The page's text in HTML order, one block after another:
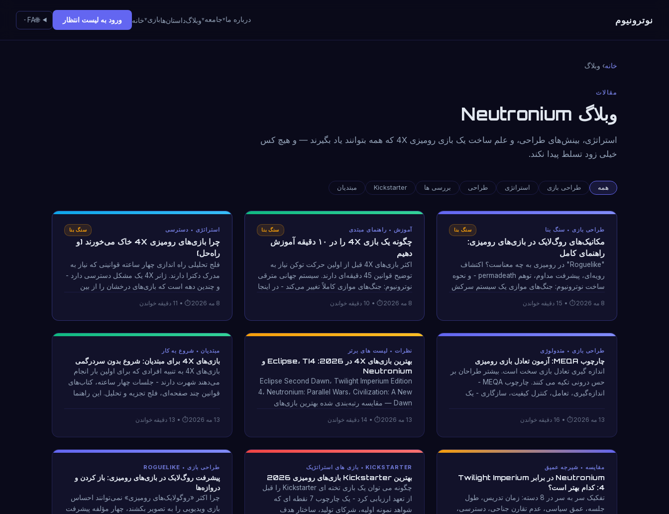
نوترونیوم خانه بازیداستان‌هاوبلاگ جامعه درباره ما ورود به لیست انتظار 🌐
FA
خانه› وبلاگ
مقالات
وبلاگ Neutronium
استراتژی، بینش‌های طراحی، و علم ساخت یک بازی رومیزی 4X که همه بتوانند یاد بگیرند — و هیچ کس
خیلی زود تسلط پیدا نکند.
همه طراحی بازی استراتژی طراحی بررسی ها Kickstarter مبتدیان
طراحی بازی • سنگ بنا سنگ بنا
مکانیک‌های روگ‌لایک در بازی‌های رومیزی:
راهنمای کامل
"Roguelike" در رومیزی به چه معناست؟ اکتشاف
رویه‌ای، پیشرفت مداوم، توهم permadeath - و نحوه
ساخت نوترونیوم: جنگ‌های موازی یک سیستم سرکش
8 مه 2026 • 15 دقیقه خواندن
آموزش • راهنمای مبتدی سنگ بنا
چگونه یک بازی 4X را در ۱۰ دقیقه آموزش
دهیم
اکثر بازی‌های 4X قبل از اولین حرکت توکن نیاز به
توضیح قوانین 45 دقیقه‌ای دارند. سیستم جهانی مترقی
نوترونیوم: جنگ‌های موازی کاملاً تغییر می‌کند - در اینجا
انجام می‌شود، آمده است.
8 مه 2026 • 10 دقیقه خواندن
استراتژی • دسترسی سنگ بنا
چرا بازی‌های رومیزی 4X خاک می‌خورند (و
راه‌حل)
فلج تحلیلی راه اندازی چهار ساعته قوانینی که نیاز به
مدرک دکترا دارند. ژانر 4X یک مشکل دسترسی دارد -
و چندین دهه است که بازی‌های درخشان را از بین
در واقع کار می کند.
8 مه 2026 • 11 دقیقه خواندن
طراحی بازی • متدولوژی
چارچوب MEQA: آزمون تعادل بازی رومیزی
اندازه گیری تعادل بازی سخت است. بیشتر طراحان بر
حس درونی تکیه می کنند. چارچوب MEQA -
اندازه‌گیری، تعامل، کنترل کیفیت، سازگاری - یک
بیش از 12 جلسه تست بازی مستند شده با نوترونیوم:
جنگ‌های موازی توسعه یافته است.
13 مه 2026 • 16 دقیقه خواندن
نظرات • لیست های برتر
بهترین بازی‌های 4X در 2026: Eclipse، TI4 و
Neutronium
Eclipse Second Dawn، Twilight Imperium Edition
4، Neutronium: Parallel Wars، Civilization: A New
Dawn — مقایسه رتبه‌بندی شده بهترین بازی‌های
معیارهایی ارزیابی می‌شوند که واقعاً تعیین می‌کنند که
آیا یک بازی دوباره اجرا می‌شود یا خیر.
13 مه 2026 • 14 دقیقه خواندن
مبتدیان • شروع به کار
بازی‌های 4X برای مبتدیان: شروع بدون سردرگمی
بازی‌های 4X به تنبیه افرادی که برای اولین بار انجام
می‌دهند شهرت دارند - جلسات چهار ساعته، کتاب‌های
قوانین چند صفحه‌ای، فلج تجزیه و تحلیل. این راهنما
خود را بدون سردرگمی، و ایجاد عادت هایی که شما را
13 مه 2026 • 13 دقیقه خواندن
مقایسه • شیرجه عمیق
Neutronium در برابر Twilight Imperium
4: کدام بهتر است؟
تفکیک سر به سر در 8 دسته: زمان تدریس، طول
جلسه، عمق سیاسی، عدم تقارن جناحی، دسترسی،
KICKSTARTER • بازی های استراتژیک
بهترین Kickstarter بازی‌های رومیزی 2026
چگونه می توان یک بازی تخته ای Kickstarter را قبل
از تعهد ارزیابی کرد - یک چارچوب 7 نقطه ای که
شواهد نمونه اولیه، شرکای تولید، ساختار هدف
طراحی بازی • ROGUELIKE
پیشرفت روگ‌لایک در بازی‌های رومیزی: باز کردن و
دروازه‌ها
چرا اکثر «روگولایک‌های رومیزی» نمی‌توانند احساس
بازی ویدیویی را به تصویر بکشند، چهار مؤلفه پیشرفت